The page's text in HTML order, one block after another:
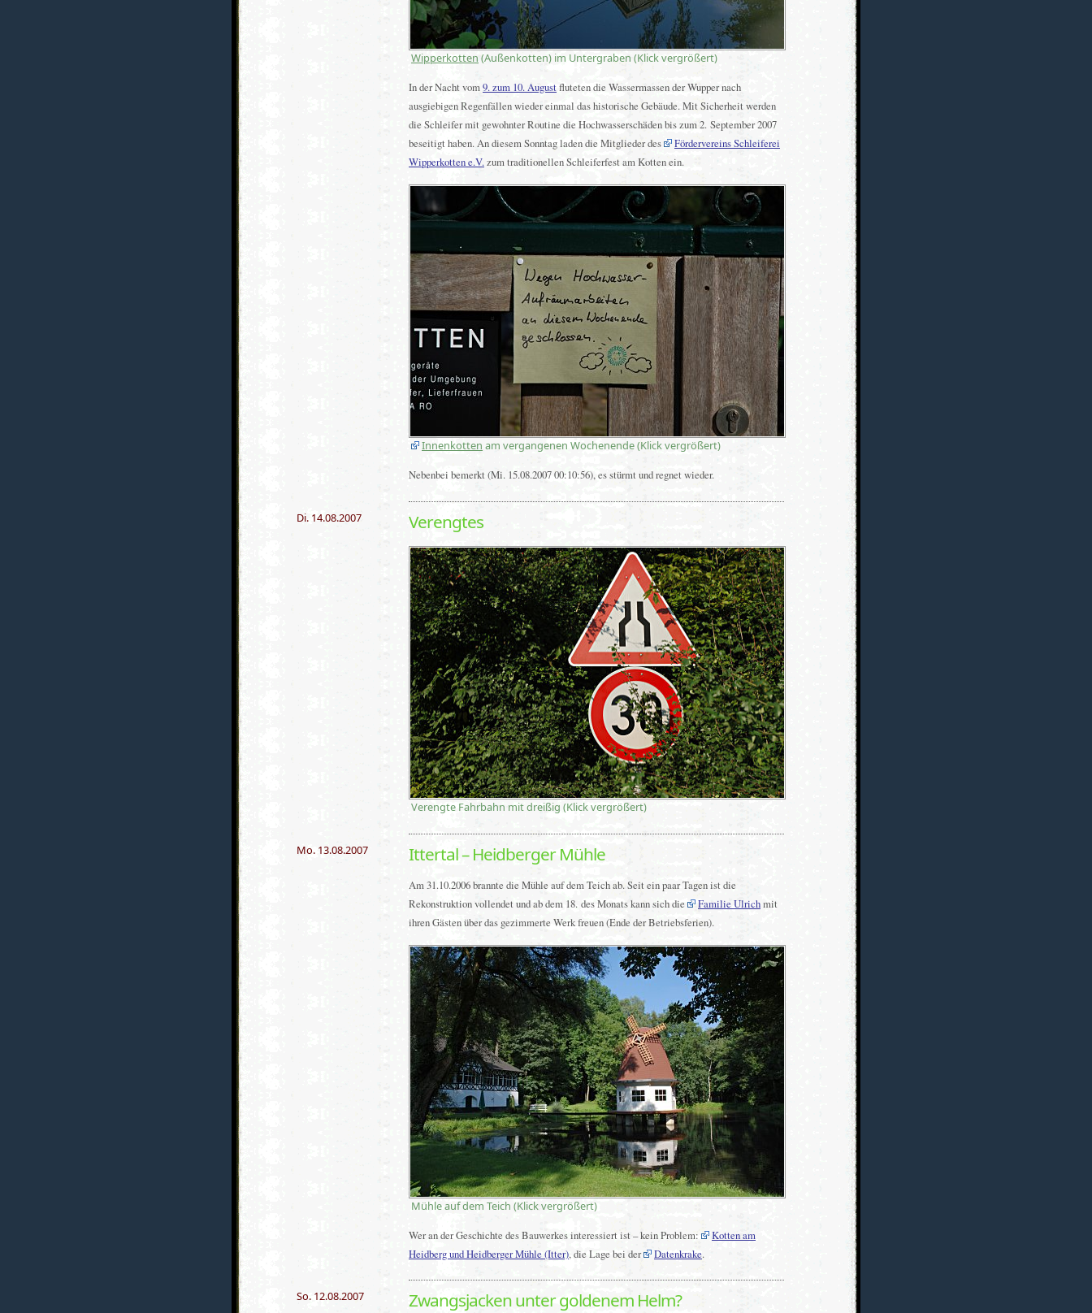
Wipperkotten (Außenkotten) im Untergraben (Klick vergrößert)
In der Nacht vom9. zum 10. Augustfluteten die Wassermassen der Wupper nach
ausgiebigen Regenfällen wieder einmal das historische Gebäude. Mit Sicherheit werden
die Schleifer mit gewohnter Routine die Hochwasserschäden bis zum 2. September 2007
beseitigt haben. An diesem Sonntag laden die Mitglieder des
Fördervereins Schleiferei
Wipperkotten e.V.zum traditionellen Schleiferfest am Kotten ein.
Innenkotten am vergangenen Wochenende (Klick vergrößert)
Nebenbei bemerkt (Mi. 15.08.2007 00:10:56), es stürmt und regnet wieder.
Di. 14.08.2007 Verengtes
Verengte Fahrbahn mit dreißig (Klick vergrößert)
Mo. 13.08.2007 Ittertal – Heidberger Mühle
Am 31.10.2006 brannte die Mühle auf dem Teich ab. Seit ein paar Tagen ist die
Rekonstruktion vollendet und ab dem 18. des Monats kann sich die
Familie Ulrichmit
ihren Gästen über das gezimmerte Werk freuen (Ende der Betriebsferien).
Mühle auf dem Teich (Klick vergrößert)
Wer an der Geschichte des Bauwerkes interessiert ist – kein Problem:
Kotten am
Heidberg und Heidberger Mühle (Itter), die Lage bei der Datenkrake.
So. 12.08.2007 Zwangsjacken unter goldenem Helm?